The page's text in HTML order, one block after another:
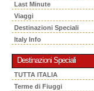
Last Minute
Viaggi
Destinazioni Speciali
Italy Info
Destinazioni Speciali
TUTTA ITALIA
Terme di Fiuggi